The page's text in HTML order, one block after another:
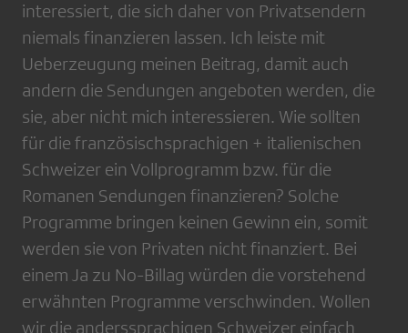
interessiert, die sich daher von Privatsendern
niemals finanzieren lassen. Ich leiste mit
Ueberzeugung meinen Beitrag, damit auch
andern die Sendungen angeboten werden, die
sie, aber nicht mich interessieren. Wie sollten
für die französischsprachigen + italienischen
Schweizer ein Vollprogramm bzw. für die
Romanen Sendungen finanzieren? Solche
Programme bringen keinen Gewinn ein, somit
werden sie von Privaten nicht finanziert. Bei
einem Ja zu No-Billag würden die vorstehend
erwähnten Programme verschwinden. Wollen
wir die anderssprachigen Schweizer einfach